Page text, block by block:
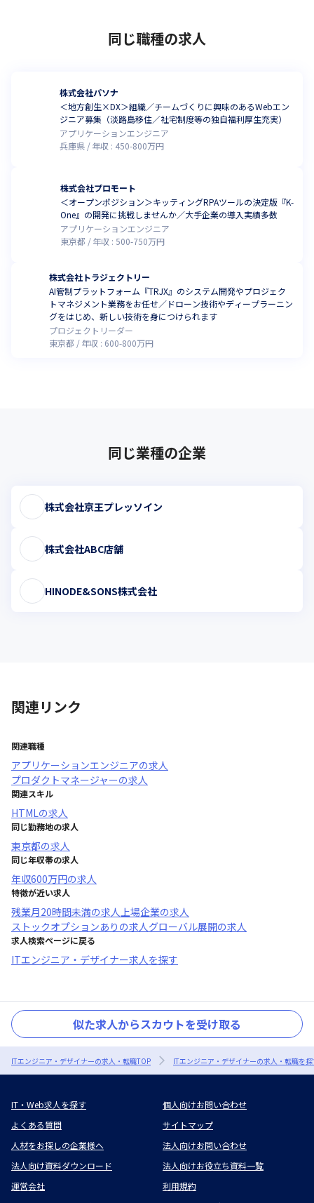
同じ職種の求人
株式会社パソナ
＜地方創生×DX＞組織／チームづくりに興味のあるWebエン
ジニア募集（淡路島移住／社宅制度等の独自福利厚生充実）
アプリケーションエンジニア
兵庫県
年収 : 450-800万円
株式会社プロモート
＜オープンポジション＞キッティングRPAツールの決定版『K-
One』の開発に挑戦しませんか／大手企業の導入実績多数
アプリケーションエンジニア
東京都
年収 : 500-750万円
株式会社トラジェクトリー
AI管制プラットフォーム『TRJX』のシステム開発やプロジェク
トマネジメント業務をお任せ／ドローン技術やディープラーニン
グをはじめ、新しい技術を身につけられます
プロジェクトリーダー
東京都
年収 : 600-800万円
同じ業種の企業
株式会社京王プレッソイン
株式会社ABC店舗
HINODE&SONS株式会社
関連リンク
関連職種
アプリケーションエンジニアの求人
プロダクトマネージャーの求人
関連スキル
HTMLの求人
同じ勤務地の求人
東京都の求人
同じ年収帯の求人
年収600万円の求人
特徴が近い求人
残業月20時間未満の求人上場企業の求人
ストックオプションあり の求人グローバル展開の求人
求人検索ページに戻る
ITエンジニア・デザイナー求人を探す
似た求人からスカウトを受け取る
ITエンジニア・デザイナーの求人・転職TOP ITエンジニア・デザイナーの求人・転職を
IT・Web求人を探す
個人向けお問い合わせ
よくある質問
サイトマップ
人材をお探しの企業様へ
法人向けお問い合わせ
法人向け資料ダウンロード
法人向けお役立ち資料一覧
運営会社
利用規約